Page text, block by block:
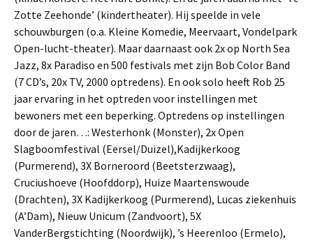
Zotte Zeehonde’ (kindertheater). Hij speelde in vele
schouwburgen (o.a. Kleine Komedie, Meervaart, Vondelpark
Open-lucht-theater). Maar daarnaast ook 2x op North Sea
Jazz, 8x Paradiso en 500 festivals met zijn Bob Color Band
(7 CD’s, 20x TV, 2000 optredens). En ook solo heeft Rob 25
jaar ervaring in het optreden voor instellingen met
bewoners met een beperking. Optredens op instellingen
door de jaren…: Wester­honk (Monster), 2x Open
Slagboomfestival (Eersel/Duizel),Kadijkerkoog
(Purmerend), 3X Borneroord (Beetsterzwaag),
Cruciushoeve (Hoofddorp), Huize Maartenswoude
(Drachten), 3X Kadijkerkoog (Purmerend), Lucas zieken­huis
(A’Dam), Nieuw Unicum (Zandvoort), 5X
VanderBergstichting (Noordwijk), ’s Heerenloo (Ermelo),